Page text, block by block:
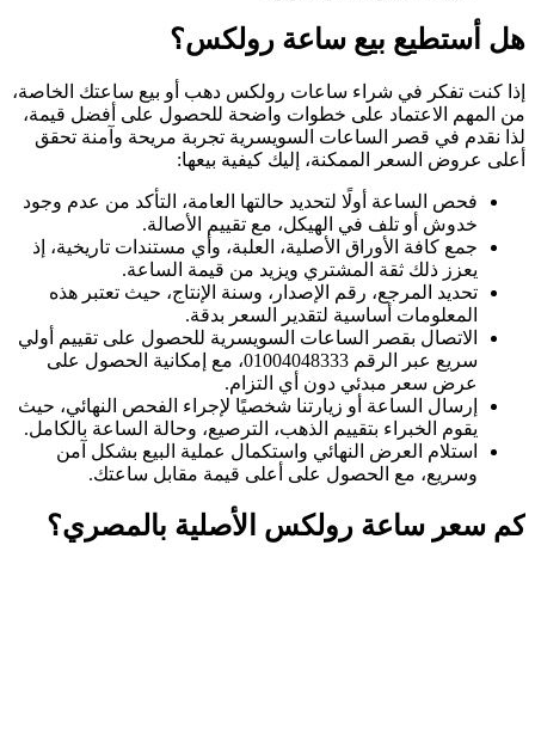
هل أستطيع بيع ساعة رولكس؟
إذا كنت تفكر في شراء ساعات رولكس دهب أو بيع ساعتك الخاصة،
من المهم الاعتماد على خطوات واضحة للحصول على أفضل قيمة،
لذا نقدم في قصر الساعات السويسرية تجربة مريحة وآمنة تحقق
أعلى عروض السعر الممكنة، إليك كيفية بيعها:
فحص الساعة أولًا لتحديد حالتها العامة، التأكد من عدم وجود
خدوش أو تلف في الهيكل، مع تقييم الأصالة.
جمع كافة الأوراق الأصلية، العلبة، وأي مستندات تاريخية، إذ
يعزز ذلك ثقة المشتري ويزيد من قيمة الساعة.
تحديد المرجع، رقم الإصدار، وسنة الإنتاج، حيث تعتبر هذه
المعلومات أساسية لتقدير السعر بدقة.
الاتصال بقصر الساعات السويسرية للحصول على تقييم أولي
سريع عبر الرقم 01004048333، مع إمكانية الحصول على
عرض سعر مبدئي دون أي التزام.
إرسال الساعة أو زيارتنا شخصيًا لإجراء الفحص النهائي، حيث
يقوم الخبراء بتقييم الذهب، الترصيع، وحالة الساعة بالكامل.
استلام العرض النهائي واستكمال عملية البيع بشكل آمن
وسريع، مع الحصول على أعلى قيمة مقابل ساعتك.
كم سعر ساعة رولكس الأصلية بالمصري؟